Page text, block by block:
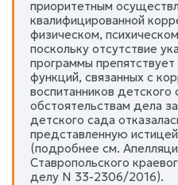
приоритетным
квалифицированной
физическом,
поскольку отсутствие
программы
функций, связанных с
воспитанников детского
обстоятельствам дела
детского сада
представленную
(подробнее см.
Ставропольского
делу N 33-2306/2016).